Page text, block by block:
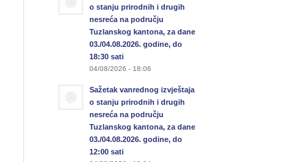
o stanju prirodnih i drugih
nesreća na području
Tuzlanskog kantona, za dane
03./04.08.2026. godine, do
18:30 sati
04/08/2026 - 18:06
Sažetak vanrednog izvještaja
o stanju prirodnih i drugih
nesreća na području
Tuzlanskog kantona, za dane
03./04.08.2026. godine, do
12:00 sati